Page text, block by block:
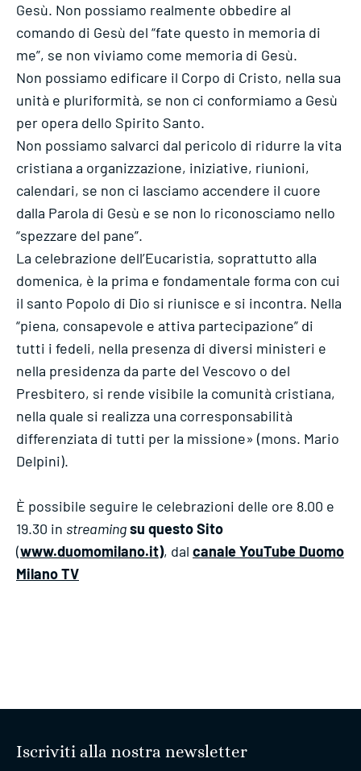
Gesù. Non possiamo realmente obbedire al
comando di Gesù del “fate questo in memoria di
me”, se non viviamo come memoria di Gesù.
Non possiamo edificare il Corpo di Cristo, nella sua
unità e pluriformità, se non ci conformiamo a Gesù
per opera dello Spirito Santo.
Non possiamo salvarci dal pericolo di ridurre la vita
cristiana a organizzazione, iniziative, riunioni,
calendari, se non ci lasciamo accendere il cuore
dalla Parola di Gesù e se non lo riconosciamo nello
“spezzare del pane”.
La celebrazione dell’Eucaristia, soprattutto alla
domenica, è la prima e fondamentale forma con cui
il santo Popolo di Dio si riunisce e si incontra. Nella
“piena, consapevole e attiva partecipazione” di
tutti i fedeli, nella presenza di diversi ministeri e
nella presidenza da parte del Vescovo o del
Presbitero, si rende visibile la comunità cristiana,
nella quale si realizza una corresponsabilità
differenziata di tutti per la missione» (mons. Mario
Delpini).
È possibile seguire le celebrazioni delle ore 8.00 e
19.30 in streamingsu questo Sito
(www.duomomilano.it), dal canale YouTube Duomo
Milano TV
Iscriviti alla nostra newsletter